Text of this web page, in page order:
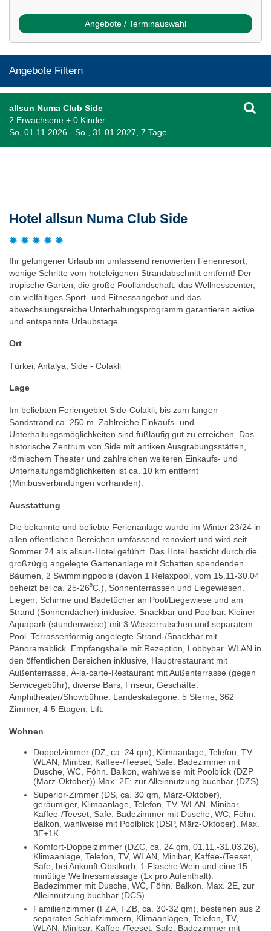
Angebote / Terminauswahl
Angebote Filtern
allsun Numa Club Side
2 Erwachsene + 0 Kinder
So, 01.11.2026 - So., 31.01.2027, 7 Tage
Hotel allsun Numa Club Side
Ihr gelungener Urlaub im umfassend renovierten Ferienresort,
wenige Schritte vom hoteleigenen Strandabschnitt entfernt! Der
tropische Garten, die große Poollandschaft, das Wellnesscenter,
ein vielfältiges Sport- und Fitnessangebot und das
abwechslungsreiche Unterhaltungsprogramm garantieren aktive
und entspannte Urlaubstage.
Ort
Türkei, Antalya, Side - Colakli
Lage
Im beliebten Feriengebiet Side-Colakli; bis zum langen
Sandstrand ca. 250 m. Zahlreiche Einkaufs- und
Unterhaltungsmöglichkeiten sind fußläufig gut zu erreichen. Das
historische Zentrum von Side mit antiken Ausgrabungsstätten,
römischem Theater und zahlreichen weiteren Einkaufs- und
Unterhaltungsmöglichkeiten ist ca. 10 km entfernt
(Minibusverbindungen vorhanden).
Ausstattung
Die bekannte und beliebte Ferienanlage wurde im Winter 23/24 in
allen öffentlichen Bereichen umfassend renoviert und wird seit
Sommer 24 als allsun-Hotel geführt. Das Hotel besticht durch die
großzügig angelegte Gartenanlage mit Schatten spendenden
Bäumen, 2 Swimmingpools (davon 1 Relaxpool, vom 15.11-30.04
beheizt bei ca. 25-26⁰C.), Sonnenterrassen und Liegewiesen.
Liegen, Schirme und Badetücher an Pool/Liegewiese und am
Strand (Sonnendächer) inklusive. Snackbar und Poolbar. Kleiner
Aquapark (stundenweise) mit 3 Wasserrutschen und separatem
Pool. Terrassenförmig angelegte Strand-/Snackbar mit
Panoramablick. Empfangshalle mit Rezeption, Lobbybar. WLAN in
den öffentlichen Bereichen inklusive, Hauptrestaurant mit
Außenterrasse, À-la-carte-Restaurant mit Außenterrasse (gegen
Servicegebühr), diverse Bars, Friseur, Geschäfte.
Amphitheater/Showbühne. Landeskategorie: 5 Sterne, 362
Zimmer, 4-5 Etagen, Lift.
Wohnen
Doppelzimmer (DZ, ca. 24 qm), Klimaanlage, Telefon, TV,
WLAN, Minibar, Kaffee-/Teeset, Safe. Badezimmer mit
Dusche, WC, Föhn. Balkon, wahlweise mit Poolblick (DZP
(März-Oktober)) Max. 2E; zur Alleinnutzung buchbar (DZS)
Superior-Zimmer (DS, ca. 30 qm, März-Oktober),
geräumiger, Klimaanlage, Telefon, TV, WLAN, Minibar,
Kaffee-/Teeset, Safe. Badezimmer mit Dusche, WC, Föhn.
Balkon, wahlweise mit Poolblick (DSP, März-Oktober). Max.
3E+1K
Komfort-Doppelzimmer (DZC, ca. 24 qm, 01.11.-31.03.26),
Klimaanlage, Telefon, TV, WLAN, Minibar, Kaffee-/Teeset,
Safe, bei Ankunft Obstkorb, 1 Flasche Wein und eine 15
minütige Wellnessmassage (1x pro Aufenthalt).
Badezimmer mit Dusche, WC, Föhn. Balkon. Max. 2E, zur
Alleinnutzung buchbar (DCS)
Familienzimmer (FZA, FZB, ca. 30-32 qm), bestehen aus 2
separaten Schlafzimmern, Klimaanlagen, Telefon, TV,
WLAN, Minibar, Kaffee-/Teeset, Safe. Badezimmer mit